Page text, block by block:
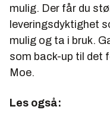
mulig. Der får du
leveringsdyktighet
mulig og ta i bruk.
som back-up til det
Moe.
Les også: